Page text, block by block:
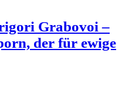
Grabovoi –
der für ewige